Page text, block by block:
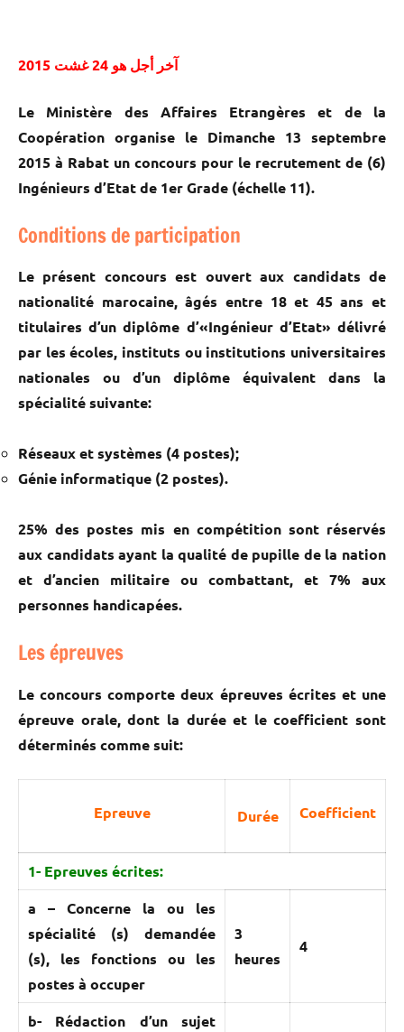
آخر أجل هو 24 غشت 2015
Le Ministère des Affaires Etrangères et de la
Coopération organise le Dimanche 13 septembre
2015 à Rabat un concours pour le recrutement de (6)
Ingénieurs d’Etat de 1er Grade (échelle 11).
Conditions de participation
Le présent concours est ouvert aux candidats de
nationalité marocaine, âgés entre 18 et 45 ans et
titulaires d’un diplôme d’«Ingénieur d’Etat» délivré
par les écoles, instituts ou institutions universitaires
nationales ou d’un diplôme équivalent dans la
spécialité suivante:
Réseaux et systèmes (4 postes);
Génie informatique (2 postes).
25% des postes mis en compétition sont réservés
aux candidats ayant la qualité de pupille de la nation
et d’ancien militaire ou combattant, et 7% aux
personnes handicapées.
Les épreuves
Le concours comporte deux épreuves écrites et une
épreuve orale, dont la durée et le coefficient sont
déterminés comme suit:
Epreuve Durée Coefficient
1- Epreuves écrites:
a – Concerne la ou les
spécialité (s) demandée
(s), les fonctions ou les
postes à occuper
3
heures
4
b- Rédaction d’un sujet